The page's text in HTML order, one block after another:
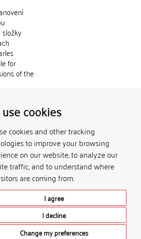
cookies
cookies and other tracking
to improve your browsing
on our website, to analyze our
traffic, and to understand where
are coming from.
I agree
I decline
Change my preferences
for
of the
použity k
vydávány
jinou
než autora.
shall not
results of
other
person